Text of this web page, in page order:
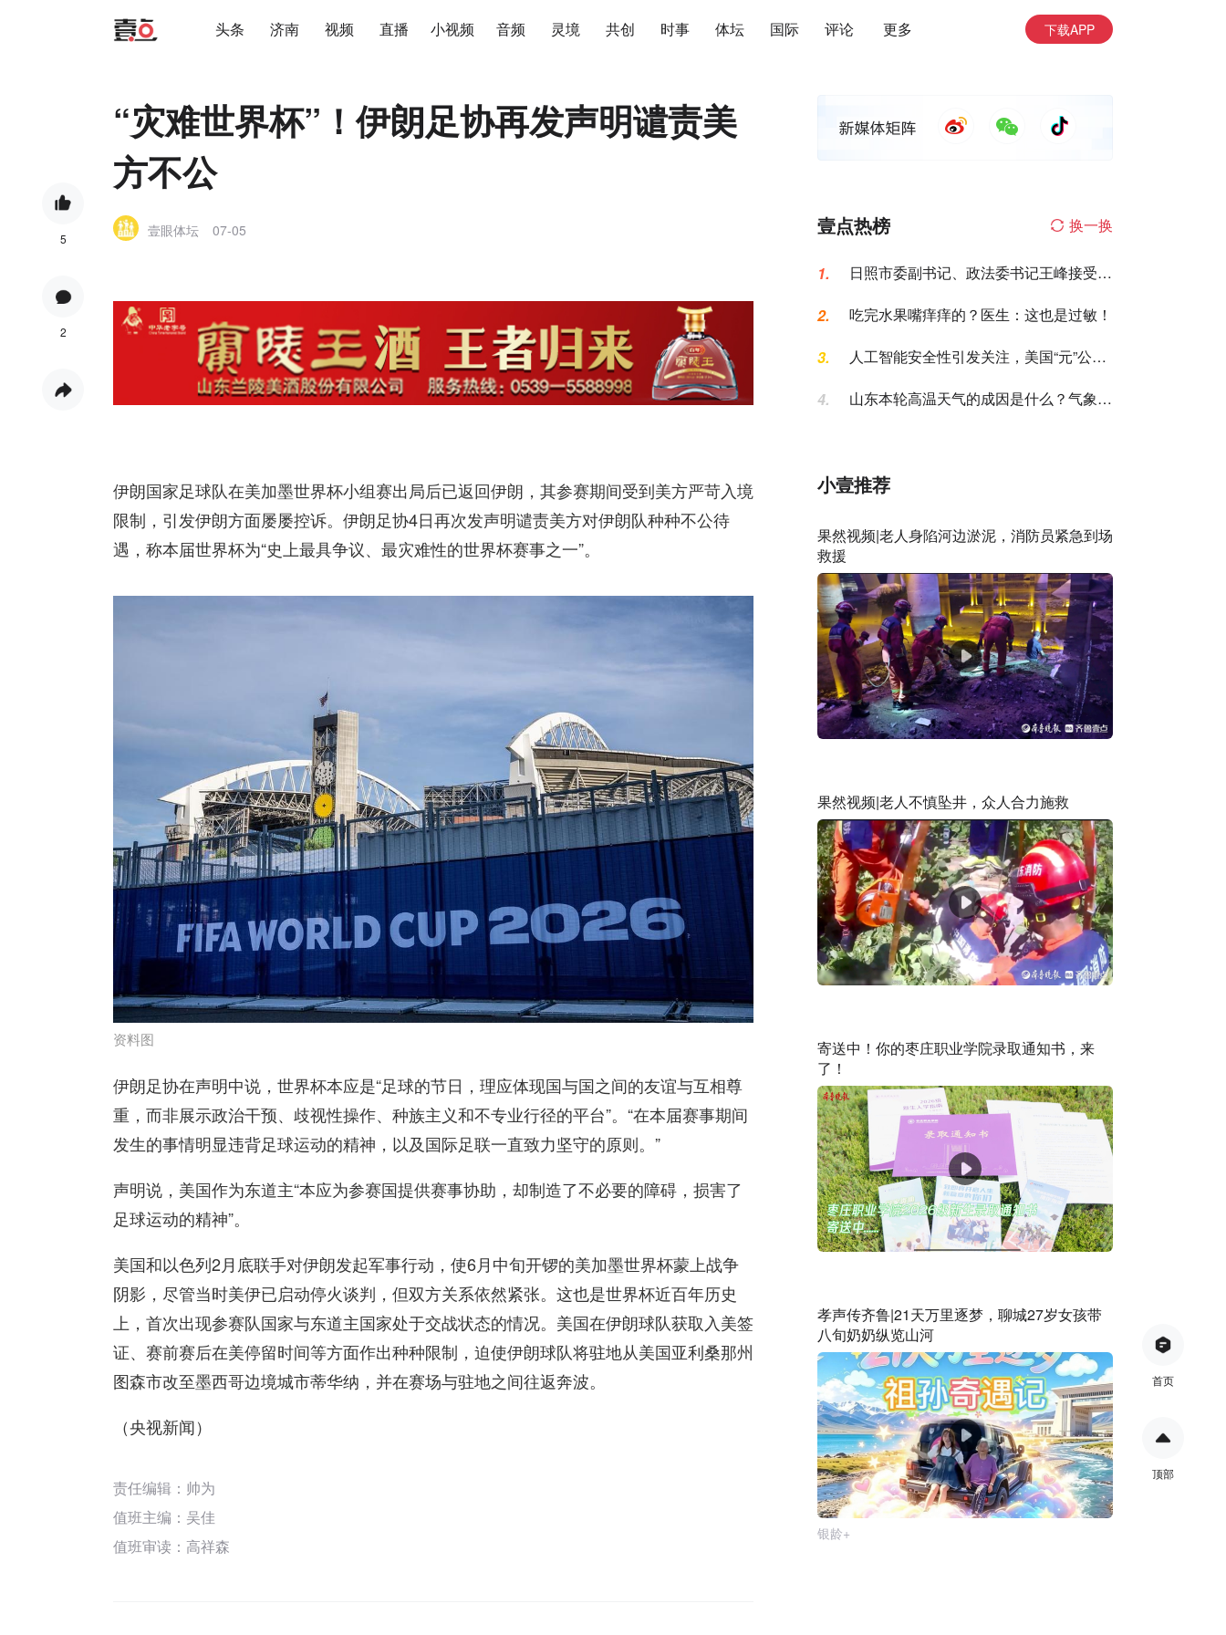
头条 济南 视频 直播 小视频 音频 灵境 共创 时事 体坛 国际 评论 更多 下载APP
5
2
“灾难世界杯”！伊朗足协再发声明谴责美
方不公
壹眼体坛 07-05
伊朗国家足球队在美加墨世界杯小组赛出局后已返回伊朗，其参赛期间受到美方严苛入境
限制，引发伊朗方面屡屡控诉。伊朗足协4日再次发声明谴责美方对伊朗队种种不公待
遇，称本届世界杯为“史上最具争议、最灾难性的世界杯赛事之一”。
资料图
伊朗足协在声明中说，世界杯本应是“足球的节日，理应体现国与国之间的友谊与互相尊
重，而非展示政治干预、歧视性操作、种族主义和不专业行径的平台”。“在本届赛事期间
发生的事情明显违背足球运动的精神，以及国际足联一直致力坚守的原则。”
声明说，美国作为东道主“本应为参赛国提供赛事协助，却制造了不必要的障碍，损害了
足球运动的精神”。
美国和以色列2月底联手对伊朗发起军事行动，使6月中旬开锣的美加墨世界杯蒙上战争
阴影，尽管当时美伊已启动停火谈判，但双方关系依然紧张。这也是世界杯近百年历史
上，首次出现参赛队国家与东道主国家处于交战状态的情况。美国在伊朗球队获取入美签
证、赛前赛后在美停留时间等方面作出种种限制，迫使伊朗球队将驻地从美国亚利桑那州
图森市改至墨西哥边境城市蒂华纳，并在赛场与驻地之间往返奔波。
（央视新闻）
责任编辑：帅为
值班主编： 吴佳
值班审读：高祥森
壹点热榜 换一换
1.
日照市委副书记、政法委书记王峰接受纪
2.
吃完水果嘴痒痒的？医生：这也是过敏！
3.
人工智能安全性引发关注，美国“元”公司
4.
山东本轮高温天气的成因是什么？气象专
小壹推荐
果然视频|老人身陷河边淤泥，消防员紧急到场
救援
果然视频|老人不慎坠井，众人合力施救
寄送中！你的枣庄职业学院录取通知书，来
了！
孝声传齐鲁|21天万里逐梦，聊城27岁女孩带
八旬奶奶纵览山河
银龄+
首页
顶部